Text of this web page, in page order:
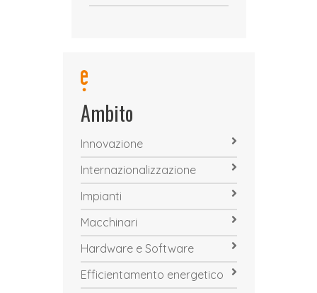
Ambito
Innovazione
Internazionalizzazione
Impianti
Macchinari
Hardware e Software
Efficientamento energetico